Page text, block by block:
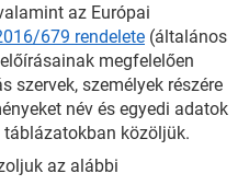
az Európai
679 rendelete (általános
megfelelően
szervek, személyek részére
név és egyedi adatok
közöljük.
az alábbi